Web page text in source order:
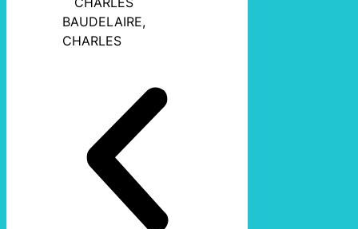
BAUDELAIRE,
CHARLES